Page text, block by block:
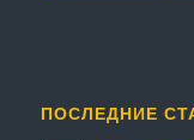
ПОСЛЕДНИЕ